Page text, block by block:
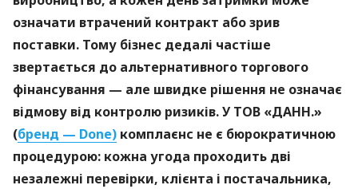
означати втрачений контракт або зрив
поставки. Тому бізнес дедалі частіше
звертається до альтернативного торгового
фінансування — але швидке рішення не означає
відмову від контролю ризиків. У ТОВ «ДАНН.»
(бренд — Done) комплаєнс не є бюрократичною
процедурою: кожна угода проходить дві
незалежні перевірки, клієнта і постачальника,